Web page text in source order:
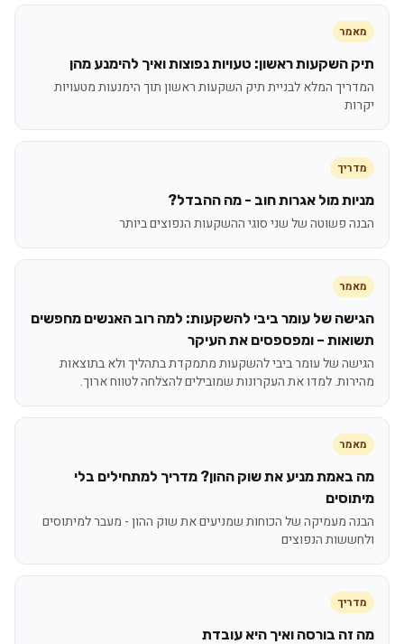
מאמר
תיק השקעות ראשון: טעויות נפוצות ואיך להימנע מהן
המדריך המלא לבניית תיק השקעות ראשון תוך הימנעות מטעויות
יקרות
מדריך
מניות מול אגרות חוב - מה ההבדל?
הבנה פשוטה של שני סוגי ההשקעות הנפוצים ביותר
מאמר
הגישה של עומר ביבי להשקעות: למה רוב האנשים מחפשים
תשואות – ומפספסים את העיקר
הגישה של עומר ביבי להשקעות מתמקדת בתהליך ולא בתוצאות
מהירות. למדו את העקרונות שמובילים להצלחה לטווח ארוך.
מאמר
מה באמת מניע את שוק ההון? מדריך למתחילים בלי
מיתוסים
הבנה מעמיקה של הכוחות שמניעים את שוק ההון - מעבר למיתוסים
ולחששות הנפוצים
מדריך
מה זה בורסה ואיך היא עובדת